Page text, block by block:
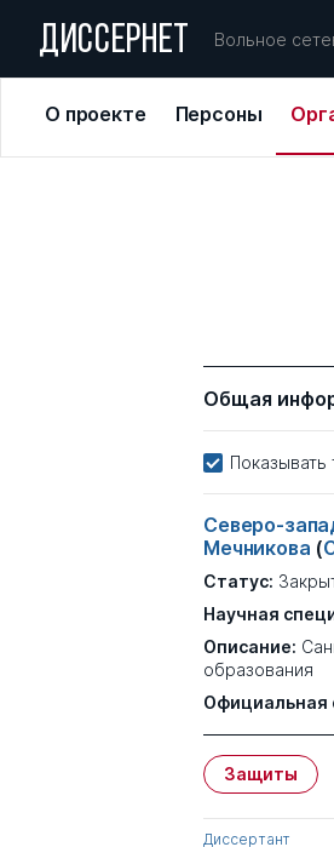
ДИССЕРНЕТ Вольное
О проекте Персоны
Общая
Северо-
Мечникова (
Статус:
Научная
Описание:
образования
Официальная
Защиты
Диссертант